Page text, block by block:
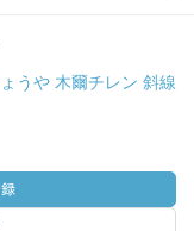
うや 木爾チレン 斜線